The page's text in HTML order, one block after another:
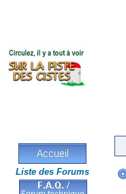
Liste des Forums